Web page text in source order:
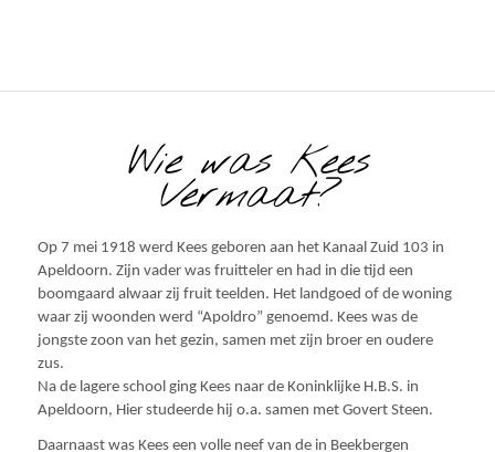
Wie was Kees
Vermaat?
Op 7 mei 1918 werd Kees geboren aan het Kanaal Zuid 103 in
Apeldoorn. Zijn vader was fruitteler en had in die tijd een
boomgaard alwaar zij fruit teelden. Het landgoed of de woning
waar zij woonden werd “Apoldro” genoemd. Kees was de
jongste zoon van het gezin, samen met zijn broer en oudere
zus.
Na de lagere school ging Kees naar de Koninklijke H.B.S. in
Apeldoorn, Hier studeerde hij o.a. samen met Govert Steen.
Daarnaast was Kees een volle neef van de in Beekbergen